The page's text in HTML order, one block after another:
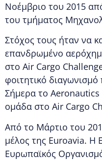
Νοέμβριο του 2015
του τμήματος
Στόχος τους ήταν να
επανδρωμένο
στο Air Cargo
φοιτητικό
Σήμερα το
ομάδα στο Air Cargo
Από το Μάρτιο του
μέλος της Euroavia. Η
Ευρωπαϊκός